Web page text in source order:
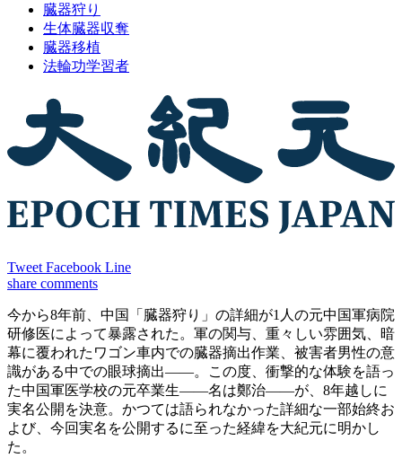
臓器狩り
生体臓器収奪
臓器移植
法輪功学習者
Tweet Facebook Line
share comments
今から8年前、中国「臓器狩り」の詳細が1人の元中国軍病院
研修医によって暴露された。軍の関与、重々しい雰囲気、暗
幕に覆われたワゴン車内での臓器摘出作業、被害者男性の意
識がある中での眼球摘出——。この度、衝撃的な体験を語っ
た中国軍医学校の元卒業生——名は鄭治——が、8年越しに
実名公開を決意。かつては語られなかった詳細な一部始終お
よび、今回実名を公開するに至った経緯を大紀元に明かし
た。